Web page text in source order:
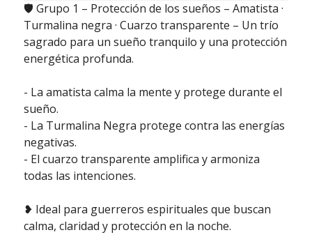
🛡️ Grupo 1 – Protección de los sueños – Amatista ·
Turmalina negra · Cuarzo transparente – Un trío
sagrado para un sueño tranquilo y una protección
energética profunda.
- La amatista calma la mente y protege durante el
sueño.
- La Turmalina Negra protege contra las energías
negativas.
- El cuarzo transparente amplifica y armoniza
todas las intenciones.
❥ Ideal para guerreros espirituales que buscan
calma, claridad y protección en la noche.